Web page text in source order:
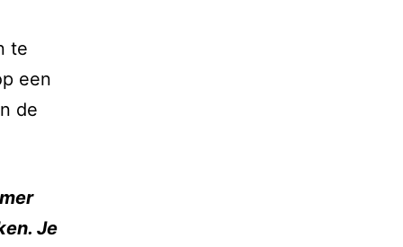
te
een
de
Je